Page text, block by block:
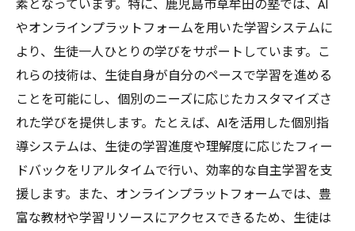
素となっています。特に、鹿児島市草牟田の塾では、AI
やオンラインプラットフォームを用いた学習システムに
より、生徒一人ひとりの学びをサポートしています。こ
れらの技術は、生徒自身が自分のペースで学習を進める
ことを可能にし、個別のニーズに応じたカスタマイズさ
れた学びを提供します。たとえば、AIを活用した個別指
導システムは、生徒の学習進度や理解度に応じたフィー
ドバックをリアルタイムで行い、効率的な自主学習を支
援します。また、オンラインプラットフォームでは、豊
富な教材や学習リソースにアクセスできるため、生徒は